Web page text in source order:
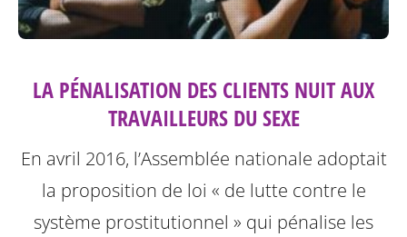
LA PÉNALISATION DES CLIENTS NUIT AUX
TRAVAILLEURS DU SEXE
En avril 2016, l’Assemblée nationale adoptait
la proposition de loi « de lutte contre le
système prostitutionnel » qui pénalise les